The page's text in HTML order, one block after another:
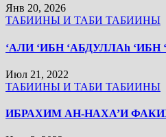
Янв 20, 2026
ТАБИИНЫ И ТАБИ ТАБИИНЫ
‘АЛИ ‘ИБН ‘АБДУЛЛАh ‘ИБН
Июл 21, 2022
ТАБИИНЫ И ТАБИ ТАБИИНЫ
ИБРАХИМ АН-НАХА’И